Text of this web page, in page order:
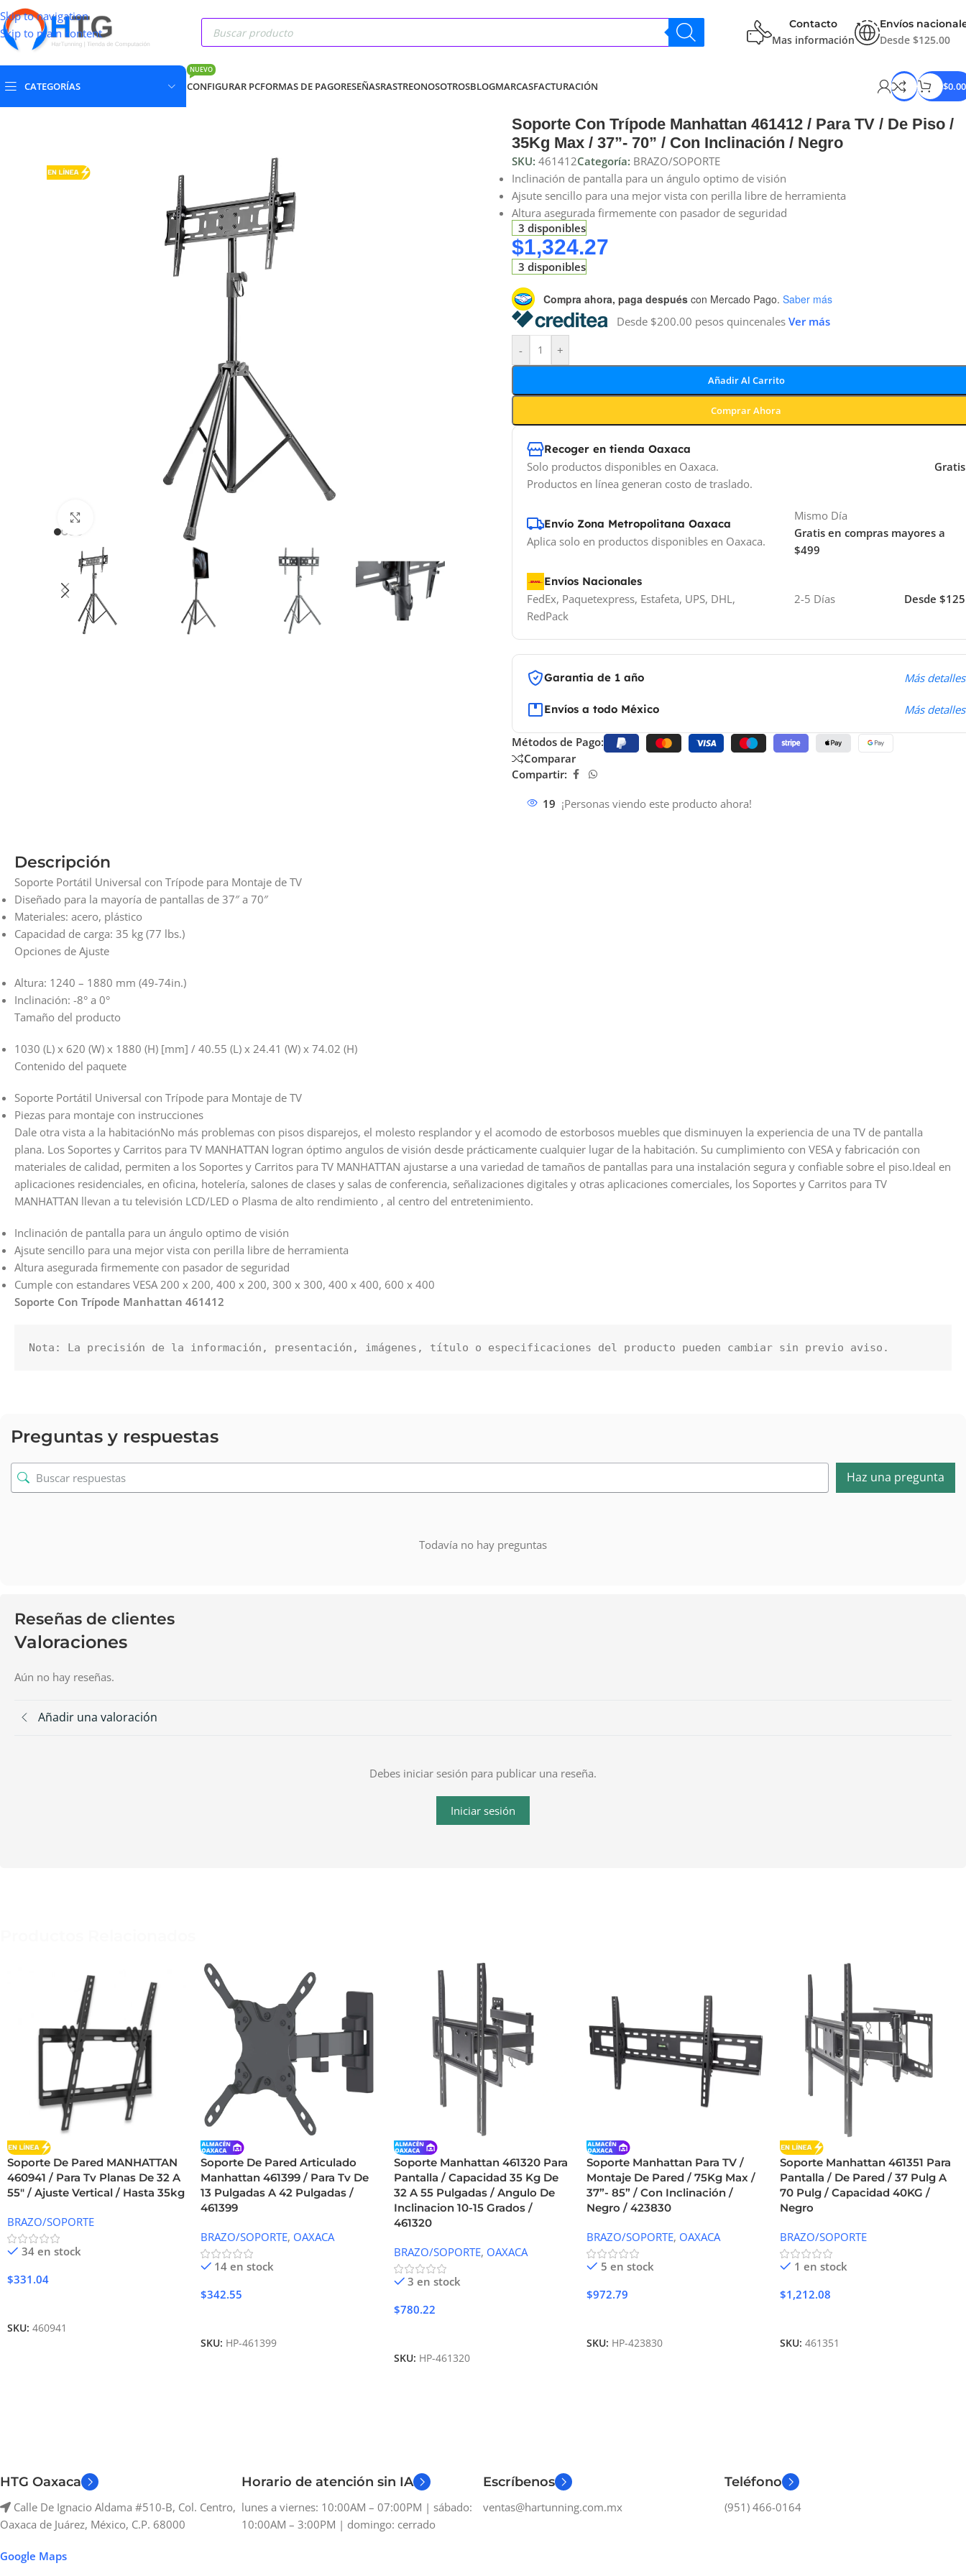
Skip to navigation
Skip to main content
Contacto
Mas información
Envíos
Desde $125.00
CATEGORÍAS CONFIGURAR PC
NUEVO
FORMAS DE PAGORESEÑASRASTREONOSOTROSBLOGMARCASFACTURACIÓN $0.00
Soporte Con Trípode Manhattan 461412 / Para TV / De Piso /
35Kg Max / 37”- 70” / Con Inclinación / Negro
SKU:461412Categoría: BRAZO/SOPORTE
Inclinación de pantalla para un ángulo optimo de visión
Ajsute sencillo para una mejor vista con perilla libre de herramienta
Altura asegurada firmemente con pasador de seguridad
3 disponibles
$1,324.27
3 disponibles
Compra ahora, paga después con Mercado Pago. Saber más
Desde $200.00 pesos quincenalesVer más
-
+
Añadir Al Carrito
Comprar Ahora
Recoger en tienda Oaxaca
Solo productos disponibles en Oaxaca.
Productos en línea generan costo de traslado.
Gratis
Envío Zona Metropolitana Oaxaca
Aplica solo en productos disponibles en Oaxaca.
Mismo Día
Gratis en compras mayores a
$499
Envíos Nacionales
FedEx, Paquetexpress, Estafeta, UPS, DHL,
RedPack
2-5 Días Desde $125
Garantia de 1 año Más detalles
Envíos a todo México Más detalles
Métodos de Pago:
Comparar
Compartir:
19 ¡Personas viendo este producto ahora!
Descripción
Soporte Portátil Universal con Trípode para Montaje de TV
Diseñado para la mayoría de pantallas de 37″ a 70″
Materiales: acero, plástico
Capacidad de carga: 35 kg (77 lbs.)
Opciones de Ajuste
Altura: 1240 – 1880 mm (49-74in.)
Inclinación: -8° a 0°
Tamaño del producto
1030 (L) x 620 (W) x 1880 (H) [mm] / 40.55 (L) x 24.41 (W) x 74.02 (H)
Contenido del paquete
Soporte Portátil Universal con Trípode para Montaje de TV
Piezas para montaje con instrucciones
Dale otra vista a la habitaciónNo más problemas con pisos disparejos, el molesto resplandor y el acomodo de estorbosos muebles que disminuyen la experiencia de una TV de pantalla
plana. Los Soportes y Carritos para TV MANHATTAN logran óptimo angulos de visión desde prácticamente cualquier lugar de la habitación. Su cumplimiento con VESA y fabricación con
materiales de calidad, permiten a los Soportes y Carritos para TV MANHATTAN ajustarse a una variedad de tamaños de pantallas para una instalación segura y confiable sobre el piso.Ideal en
aplicaciones residenciales, en oficina, hotelería, salones de clases y salas de conferencia, señalizaciones digitales y otras aplicaciones comerciales, los Soportes y Carritos para TV
MANHATTAN llevan a tu televisión LCD/LED o Plasma de alto rendimiento , al centro del entretenimiento.
Inclinación de pantalla para un ángulo optimo de visión
Ajsute sencillo para una mejor vista con perilla libre de herramienta
Altura asegurada firmemente con pasador de seguridad
Cumple con estandares VESA 200 x 200, 400 x 200, 300 x 300, 400 x 400, 600 x 400
Soporte Con Trípode Manhattan 461412
Nota: La precisión de la información, presentación, imágenes, título o especificaciones del producto pueden cambiar sin previo aviso.
Preguntas y respuestas
Haz una pregunta
Todavía no hay preguntas
Reseñas de clientes
Valoraciones
Aún no hay reseñas.
Añadir una valoración
Debes iniciar sesión para publicar una reseña.
Iniciar sesión
Soporte De Pared MANHATTAN
460941 / Para Tv Planas De 32 A
55″ / Ajuste Vertical / Hasta 35kg
BRAZO/SOPORTE
34 en stock
$331.04
SKU: 460941
Soporte De Pared Articulado
Manhattan 461399 / Para Tv De
13 Pulgadas A 42 Pulgadas /
461399
BRAZO/SOPORTE, OAXACA
14 en stock
$342.55
SKU: HP-461399
Soporte Manhattan 461320 Para
Pantalla / Capacidad 35 Kg De
32 A 55 Pulgadas / Angulo De
Inclinacion 10-15 Grados /
461320
BRAZO/SOPORTE, OAXACA
3 en stock
$780.22
SKU: HP-461320
Soporte Manhattan Para TV /
Montaje De Pared / 75Kg Max /
37”- 85” / Con Inclinación /
Negro / 423830
BRAZO/SOPORTE, OAXACA
5 en stock
$972.79
SKU: HP-423830
Soporte Manhattan 461351 Para
Pantalla / De Pared / 37 Pulg A
70 Pulg / Capacidad 40KG /
Negro
BRAZO/SOPORTE
1 en stock
$1,212.08
SKU:461351
HTG Oaxaca
Calle De Ignacio Aldama #510-B, Col. Centro,
Oaxaca de Juárez, México, C.P. 68000
Google Maps
Horario de atención sin IA
lunes a viernes: 10:00AM – 07:00PM | sábado:
10:00AM – 3:00PM | domingo: cerrado
Escríbenos
ventas@hartunning.com.mx
Teléfono
(951) 466-0164